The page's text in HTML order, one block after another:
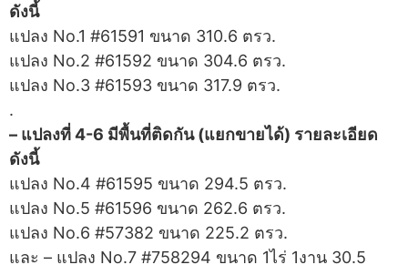
ดังนี้
แปลง No.1 #61591 ขนาด 310.6 ตรว.
แปลง No.2 #61592 ขนาด 304.6 ตรว.
แปลง No.3 #61593 ขนาด 317.9 ตรว.
.
– แปลงที่ 4-6 มีพื้นที่ติดกัน (แยกขายได้) รายละเอียด
ดังนี้
แปลง No.4 #61595 ขนาด 294.5 ตรว.
แปลง No.5 #61596 ขนาด 262.6 ตรว.
แปลง No.6 #57382 ขนาด 225.2 ตรว.
และ – แปลง No.7 #758294 ขนาด 1ไร่ 1งาน 30.5